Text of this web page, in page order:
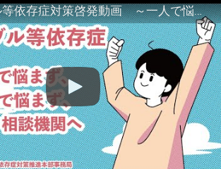
「ギャンブル等依存症対策啓発動画 ～一人で悩まず、家族で悩まず、まず！相談機関へ～」